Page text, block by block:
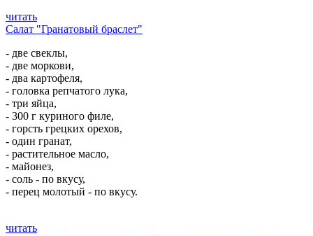
читать
Салат "Гранатовый браслет"
- две свеклы,
- две моркови,
- два картофеля,
- головка репчатого лука,
- три яйца,
- 300 г куриного филе,
- горсть грецких орехов,
- один гранат,
- растительное масло,
- майонез,
- соль - по вкусу,
- перец молотый - по вкусу.
читать